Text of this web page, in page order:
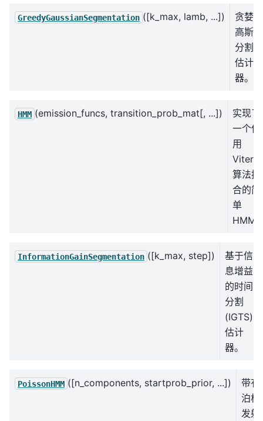
GreedyGaussianSegmentation ([k_max, lamb, ...])
贪婪
高斯
分割
估计
器。
HMM (emission_funcs, transition_prob_mat[, ...])
实现了
一个使
用
Viterbi
算法拟
合的简
单
HMM
InformationGainSegmentation ([k_max, step])
基于信
息增益
的时间
分割
(IGTS)
估计
器。
PoissonHMM ([n_components, startprob_prior, ...])
带有
泊松
发射